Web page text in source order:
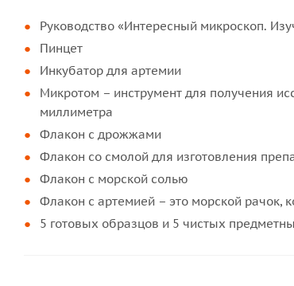
Руководство «Интересный микроскоп.
Пинцет
Инкубатор для артемии
Микротом – инструмент для получения
миллиметра
Флакон с дрожжами
Флакон со смолой для изготовления
Флакон с морской солью
Флакон с артемией – это морской рачок,
5 готовых образцов и 5 чистых